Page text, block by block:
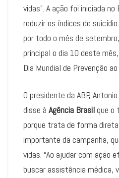
vidas”. A ação foi iniciada
reduzir os índices de
por todo o mês de
principal o dia 10 deste
Dia Mundial de Prevenção
O presidente da ABP,
disse à Agência Brasilque o
porque trata de forma
importante da campanha,
vidas. “Ao ajudar com ação
buscar assistência médica,